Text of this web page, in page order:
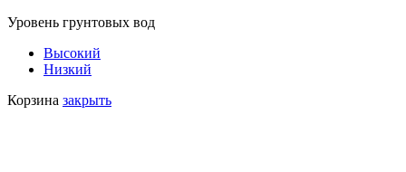
Уровень грунтовых вод
Высокий
Низкий
Корзина закрыть